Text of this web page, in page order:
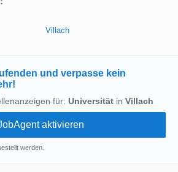
Villach
und verpasse kein
für: Universität in Villach
werden.